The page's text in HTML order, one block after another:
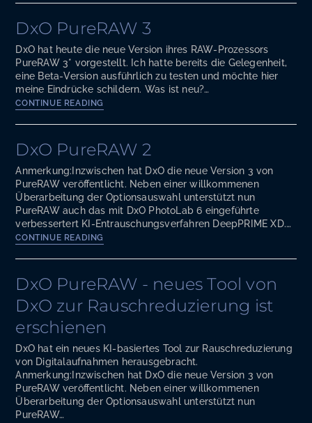
5
DxO PureRAW 3
DxO hat heute die neue Version ihres RAW-Prozessors
PureRAW 3* vorgestellt. Ich hatte bereits die Gelegenheit,
eine Beta-Version ausführlich zu testen und möchte hier
meine Eindrücke schildern. Was ist neu?…
CONTINUE READING
3
DxO PureRAW 2
Anmerkung:Inzwischen hat DxO die neue Version 3 von
PureRAW veröffentlicht. Neben einer willkommenen
Überarbeitung der Optionsauswahl unterstützt nun
PureRAW auch das mit DxO PhotoLab 6 eingeführte
verbessertert KI-Entrauschungsverfahren DeepPRIME XD.…
CONTINUE READING
2
DxO PureRAW - neues Tool von
DxO zur Rauschreduzierung ist
erschienen
DxO hat ein neues KI-basiertes Tool zur Rauschreduzierung
von Digitalaufnahmen herausgebracht.
Anmerkung:Inzwischen hat DxO die neue Version 3 von
PureRAW veröffentlicht. Neben einer willkommenen
Überarbeitung der Optionsauswahl unterstützt nun
PureRAW…